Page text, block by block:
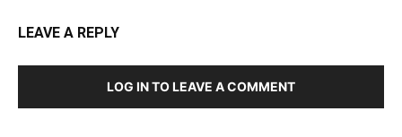
LEAVE A REPLY
LOG IN TO LEAVE A COMMENT